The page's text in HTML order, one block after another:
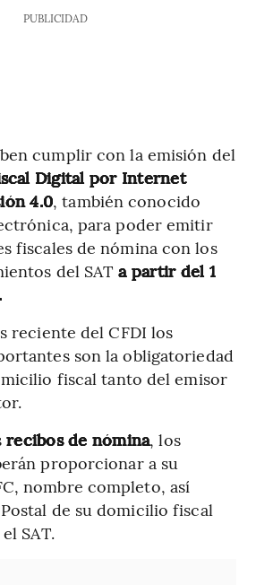
PUBLICIDAD
cumplir con la emisión del
Digital por Internet
4.0, también conocido
para poder emitir
fiscales de nómina con los
del SATa partir del 1
reciente del CFDI los
son la obligatoriedad
fiscal tanto del emisor
recibos de nómina, los
proporcionar a su
nombre completo, así
de su domicilio fiscal
SAT.